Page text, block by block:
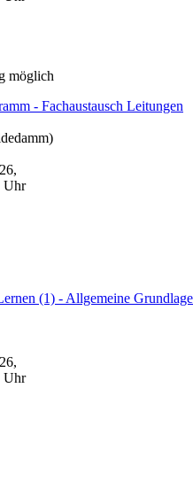
- Fachaustausch Leitungen
Uhr
(1) - Allgemeine
Uhr